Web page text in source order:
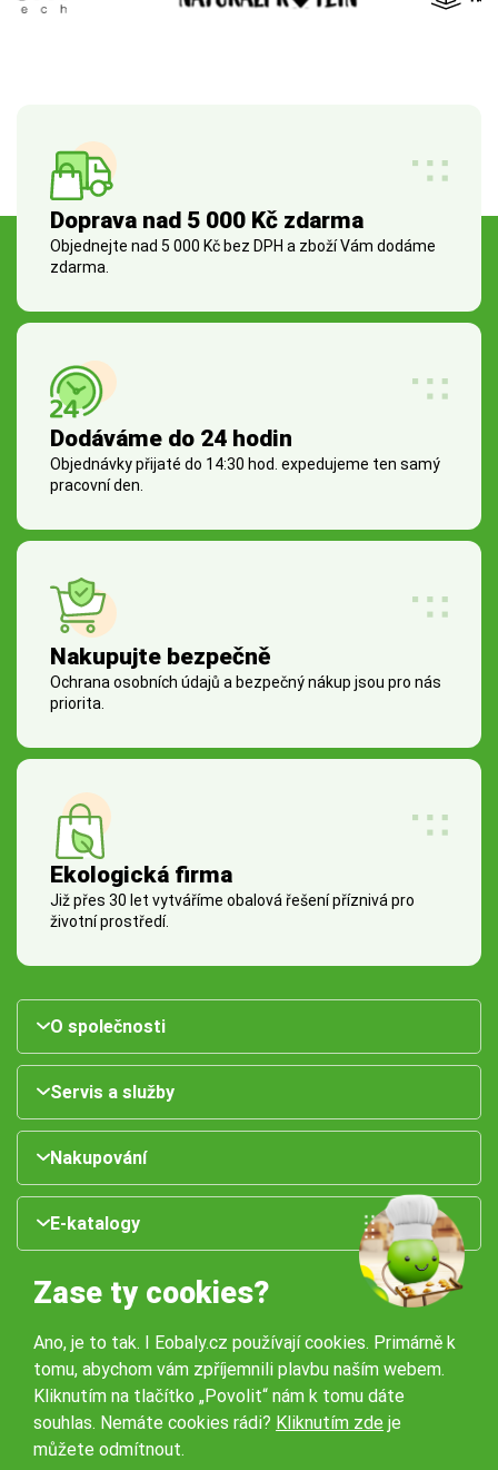
Doprava nad 5 000 Kč zdarma
Objednejte nad 5 000 Kč bez DPH a zboží Vám dodáme
zdarma.
Dodáváme do 24 hodin
Objednávky přijaté do 14:30 hod. expedujeme ten samý
pracovní den.
Nakupujte bezpečně
Ochrana osobních údajů a bezpečný nákup jsou pro nás
priorita.
Ekologická firma
Již přes 30 let vytváříme obalová řešení příznivá pro
životní prostředí.
O společnosti
Servis a služby
Nakupování
E-katalogy
Naše pobočky:
Zase ty cookies?
Ano, je to tak. I Eobaly.cz používají cookies. Primárně k
tomu, abychom vám zpříjemnili plavbu naším webem.
Kliknutím na tlačítko „Povolit“ nám k tomu dáte
souhlas. Nemáte cookies rádi? Kliknutím zde je
můžete odmítnout.